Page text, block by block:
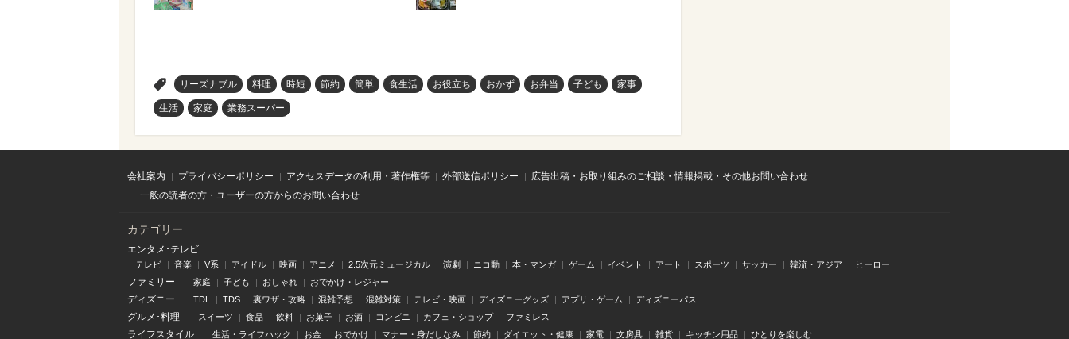
リーズナブル 料理 時短 節約 簡単 食生活 お役立ち おかず お弁当 子ども 家事
生活 家庭 業務スーパー
会社案内 プライバシーポリシー アクセスデータの利用・著作権等 外部送信ポリシー
広告出稿・お取り組みのご相談・情報掲載・その他お問い合わせ
一般の読者の方・ユーザーの方からのお問い合わせ
カテゴリー
エンタメ･テレビ
テレビ 音楽 V系 アイドル 映画 アニメ 2.5次元ミュージカル 演劇 ニコ動 本・マンガ ゲーム イベント アート スポーツ サッカー 韓流・アジア ヒーロー
ファミリー 家庭 子ども おしゃれ おでかけ・レジャー
ディズニー TDL TDS 裏ワザ・攻略 混雑予想 混雑対策 テレビ・映画 ディズニーグッズ アプリ・ゲーム ディズニーパス
グルメ･料理 スイーツ 食品 飲料 お菓子 お酒 コンビニ カフェ・ショップ ファミレス
ライフスタイル 生活・ライフハック お金 おでかけ マナー・身だしなみ 節約 ダイエット・健康 家電 文房具 雑貨 キッチン用品 ひとりを楽しむ